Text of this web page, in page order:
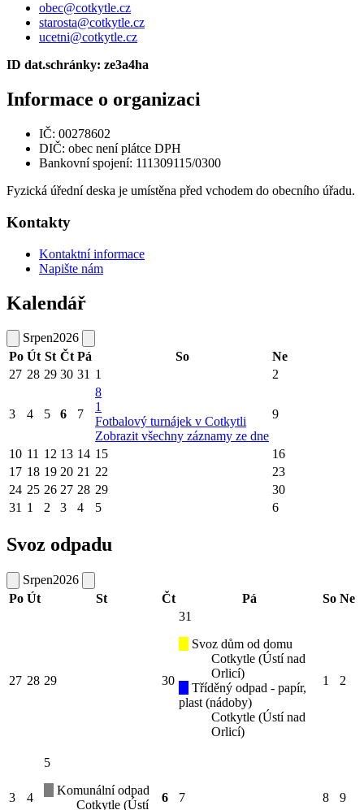
obec@cotkytle.cz
starosta@cotkytle.cz
ucetni@cotkytle.cz
ID dat.schránky: ze3a4ha
Informace o organizaci
IČ: 00278602
DIČ: obec není plátce DPH
Bankovní spojení: 111309115/0300
Fyzická úřední deska je umístěna před vchodem do obecního úřadu.
Kontakty
Kontaktní informace
Napište nám
Kalendář
Srpen2026
Po Út St Čt Pá So
Ne
27 28 29 30 31 1 2
3 4 5 6 7
8
1
Fotbalový turnájek v Cotkytli
Zobrazit všechny záznamy ze dne
9
10 11 12 13 14 15
16
17 18 19 20 21 22
23
24 25 26 27 28 29
30
31 1 2 3 4 5 6
Svoz odpadu
Srpen2026
Po Út St Čt Pá So Ne
27 28 29 30
31
Svoz dům od domu
Cotkytle (Ústí nad
Orlicí)
Tříděný odpad - papír,
plast (nádoby)
Cotkytle (Ústí nad
Orlicí)
1 2
3 4
5
Komunální odpad
Cotkytle (Ústí
6 7 8 9